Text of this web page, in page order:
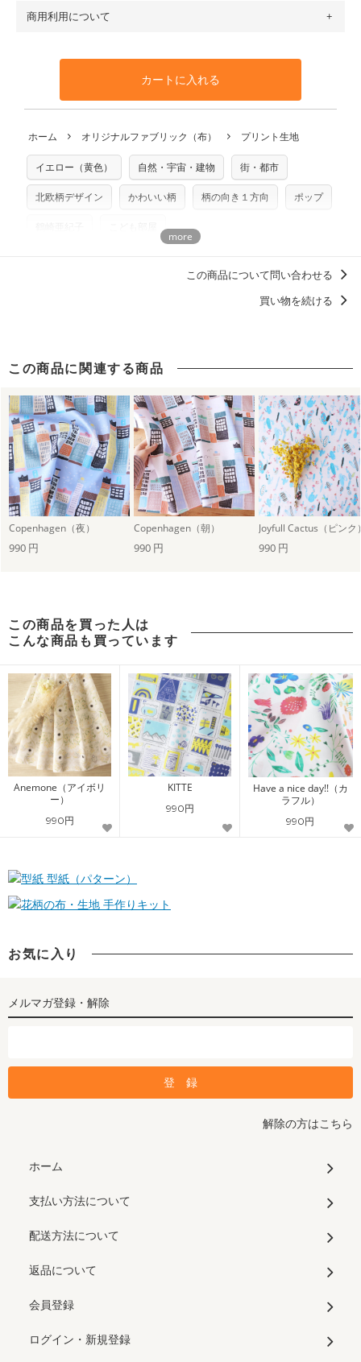
※カットを希望の方は備考欄に「50cmずつカット希望」など
ご記載ください（50cm単位でのカットのみ）
プリント布の仕様についてもっと詳しく見る
トンリネン（ビエラ織）・100％コットン（ツイル）・
100％コットン（キャンバス・11号帆布）です。
生地見本サンプル（無料）を購入する
も送料の表示が600円となり宅急便での配送となります。
となります。
※万が一、検品時に不備が見つかった場合は、4～5営業日後
※土日祝は営業日に含まれません。
※配送日のご指定は承れません。出来上がり次第、順次発送
・布はご注文後に注文数量のみをプリントするため、
購入後
や用尺をお間違えのないようお願いします。思っていた色味
と違う、などの理由での返品は承れません。予めご了承くだ
商用利用について
利用いただけます。「nunocoto fabric使用」といった記載
も不要です。（製品化した際に起こる全ての問題、クレーム
いませんのでご了承ください）
※有料型紙（ホームソーイング型紙シリーズ）および柄がえ
らべるキットに付属された型紙は商用利用できませんのでご
注意ください。型紙自体の転用・販売および型紙を使用して
商用利用についての詳細はこちら
カートに入れる
ホーム オリジナルファブリック（布） プリント生地
イエロー（黄色） 自然・宇宙・建物 街・都市
北欧柄デザイン かわいい柄 柄の向き１方向 ポップ
この商品について問い合わせる
買い物を続ける
この商品に関連する商品
Copenhagen（夜） Copenhagen（朝） Joyfull Cactus（ピンク
990 円 990 円 990 円
この商品を買った人は
こんな商品も買っています
Anemone（アイボリ
ー）
990円
KITTE
990円
Have a nice day!!（カ
ラフル）
990円
型紙（パターン）
手作りキット
お気に入り
メルマガ登録・解除
解除の方はこちら
ホーム
支払い方法について
配送方法について
返品について
会員登録
ログイン・新規登録